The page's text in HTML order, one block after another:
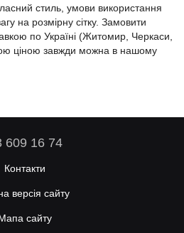
стиль, умови використання
на розмірну сітку. Замовити
по Україні (Житомир, Черкаси,
ціною завжди можна в нашому
609 16 74
Контакти
версія сайту
сайту